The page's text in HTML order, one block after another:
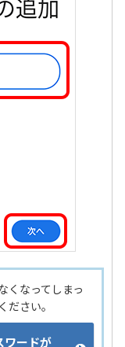
くなってしまっ
さい。
ワードが